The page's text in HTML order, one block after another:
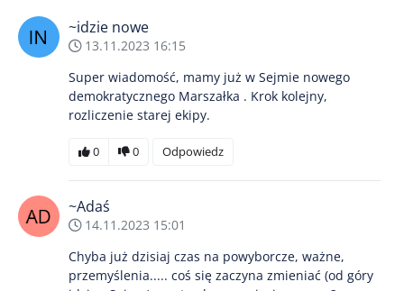
~idzie nowe
13.11.2023 16:15
Super wiadomość, mamy już w Sejmie nowego
demokratycznego Marszałka . Krok kolejny,
rozliczenie starej ekipy.
0 0 Odpowiedz
~Adaś
14.11.2023 15:01
Chyba już dzisiaj czas na powyborcze, ważne,
przemyślenia..... coś się zaczyna zmieniać (od góry